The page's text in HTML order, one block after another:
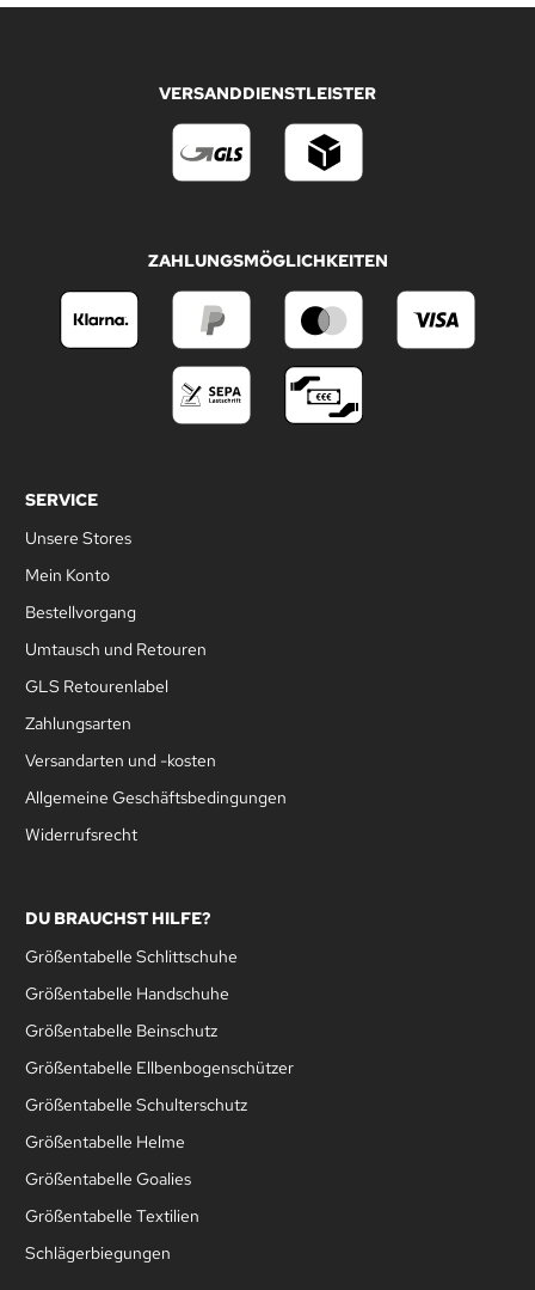
VERSANDDIENSTLEISTER
ZAHLUNGSMÖGLICHKEITEN
SERVICE
Unsere Stores
Mein Konto
Bestellvorgang
Umtausch und Retouren
GLS Retourenlabel
Zahlungsarten
Versandarten und -kosten
Allgemeine Geschäftsbedingungen
Widerrufsrecht
DU BRAUCHST HILFE?
Größentabelle Schlittschuhe
Größentabelle Handschuhe
Größentabelle Beinschutz
Größentabelle Ellbenbogenschützer
Größentabelle Schulterschutz
Größentabelle Helme
Größentabelle Goalies
Größentabelle Textilien
Schlägerbiegungen